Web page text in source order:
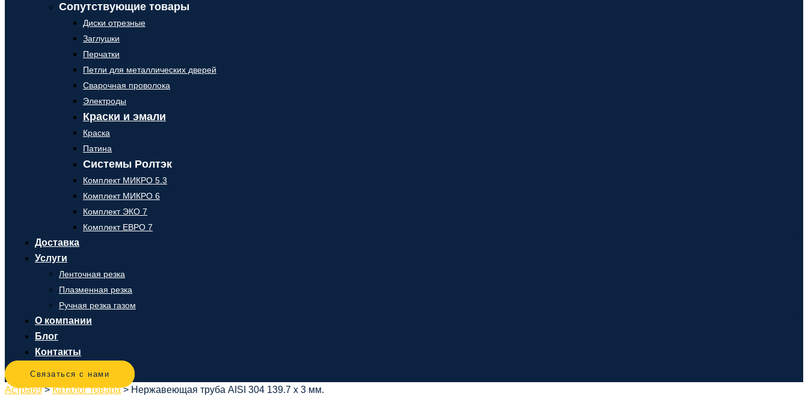
Сопутствующие товары
Диски отрезные
Заглушки
Перчатки
Петли для металлических дверей
Сварочная проволока
Электроды
Краски и эмали
Краска
Патина
Системы Ролтэк
Комплект МИКРО 5.3
Комплект МИКРО 6
Комплект ЭКО 7
Комплект ЕВРО 7
Доставка
Услуги
Ленточная резка
Плазменная резка
Ручная резка газом
О компании
Блог
Контакты
Связаться с нами
Астра69>Каталог товара> Нержавеющая труба AISI 304 139.7 х 3 мм.